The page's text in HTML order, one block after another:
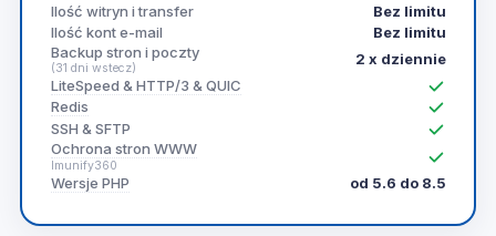
Ilość witryn i transfer
Bez limitu
Ilość kont e-mail
Bez limitu
Backup stron i poczty
(31 dni wstecz)
2 x dziennie
LiteSpeed & HTTP/3 & QUIC
Redis
SSH & SFTP
Ochrona stron WWW
Imunify360
Wersje PHP od 5.6 do 8.5